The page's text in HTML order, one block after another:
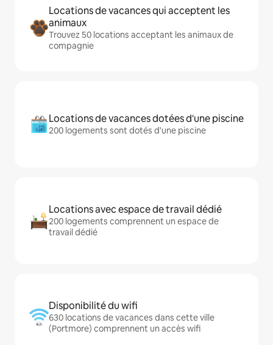
Locations de vacances qui acceptent les
animaux
Trouvez 50 locations acceptant les animaux de
compagnie
Locations de vacances dotées d'une piscine
200 logements sont dotés d'une piscine
Locations avec espace de travail dédié
200 logements comprennent un espace de
travail dédié
Disponibilité du wifi
630 locations de vacances dans cette ville
(Portmore) comprennent un accès wifi